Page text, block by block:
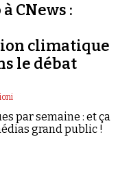
CNews :
climatique
le débat
par semaine : et ça
grand public !